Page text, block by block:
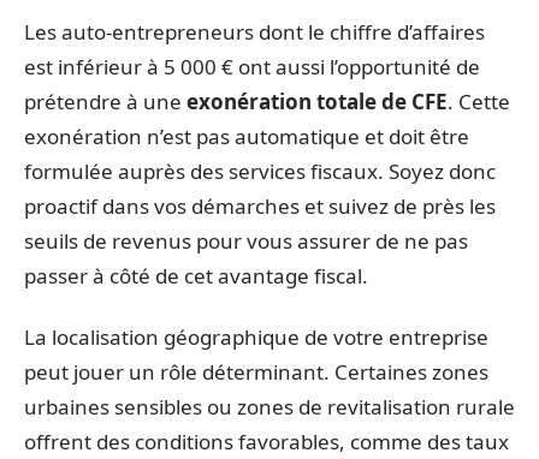
Les auto-entrepreneurs dont le chiffre d’affaires
est inférieur à 5 000 € ont aussi l’opportunité de
prétendre à une exonération totale de CFE. Cette
exonération n’est pas automatique et doit être
formulée auprès des services fiscaux. Soyez donc
proactif dans vos démarches et suivez de près les
seuils de revenus pour vous assurer de ne pas
passer à côté de cet avantage fiscal.
La localisation géographique de votre entreprise
peut jouer un rôle déterminant. Certaines zones
urbaines sensibles ou zones de revitalisation rurale
offrent des conditions favorables, comme des taux